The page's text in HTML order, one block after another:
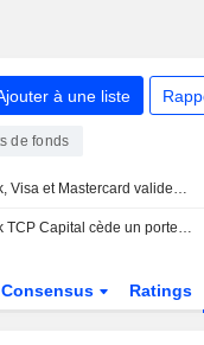
à une liste
de fonds
BlackRock, Visa et Mastercard valident la nouvelle blockchain de Circle
BlackRock TCP Capital cède un portefeuille de 523 millions de dollars
Consensus Ratings